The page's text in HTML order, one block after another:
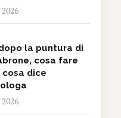
la puntura di
cosa fare
dice